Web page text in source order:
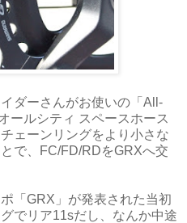
ダーさんがお使いの「All-
ールシティ スペースホース
ェーンリングをより小さな
で、FC/FD/RDをGRXへ交
「GRX」が発表された当初
でリア11sだし、なんか中途